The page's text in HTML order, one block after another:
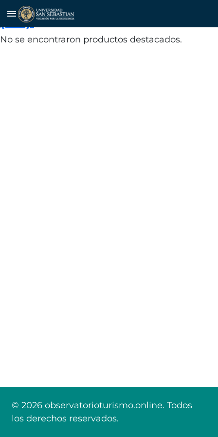
menu
Instituto Nacional de Estadísticas
(INE).
No se encontraron productos destacados.
© 2026 observatorioturismo.online. Todos
los derechos reservados.